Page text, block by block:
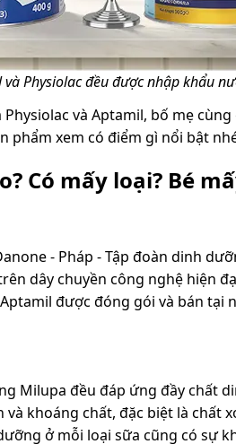
và Physiolac đều được nhập khẩu
Physiolac và Aptamil, bố mẹ
phẩm xem có điểm gì nổi bật
Có mấy loại? Bé
- Pháp - Tập đoàn dinh
dây chuyền công nghệ hiện
được đóng gói và bán
Milupa đều đáp ứng đầy chất
khoáng chất, đặc biệt là chất
ở mỗi loại sữa cũng có sự